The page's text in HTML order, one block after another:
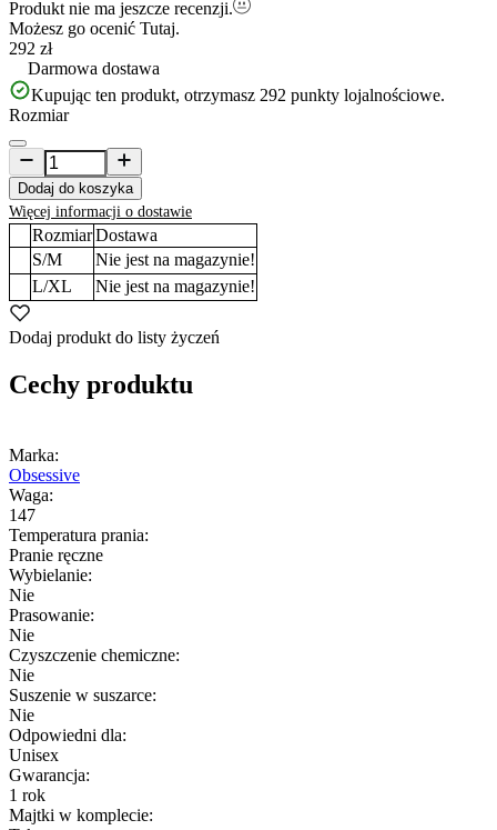
Produkt nie ma jeszcze recenzji.
Możesz go ocenić Tutaj.
292 zł
Darmowa dostawa
Kupując ten produkt, otrzymasz 292 punkty lojalnościowe.
Rozmiar
Dodaj do koszyka
Więcej informacji o dostawie
RozmiarDostawa
S/M
Nie jest na magazynie!
L/XL
Nie jest na magazynie!
Dodaj produkt do listy życzeń
Cechy produktu
Marka:
Obsessive
Waga:
147
Temperatura prania:
Pranie ręczne
Wybielanie:
Nie
Prasowanie:
Nie
Czyszczenie chemiczne:
Nie
Suszenie w suszarce:
Nie
Odpowiedni dla:
Unisex
Gwarancja:
1 rok
Majtki w komplecie: